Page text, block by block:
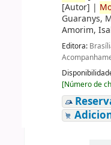
[Autor] |
Guaranys,
Amorim,
Editora:
[Número de